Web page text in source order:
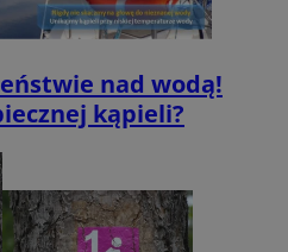
nad wodą!
kąpieli?